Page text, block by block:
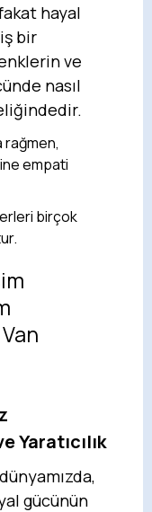
hayal
bir
ve
nasıl
rağmen,
empati
birçok
Yaratıcılık
gücünün